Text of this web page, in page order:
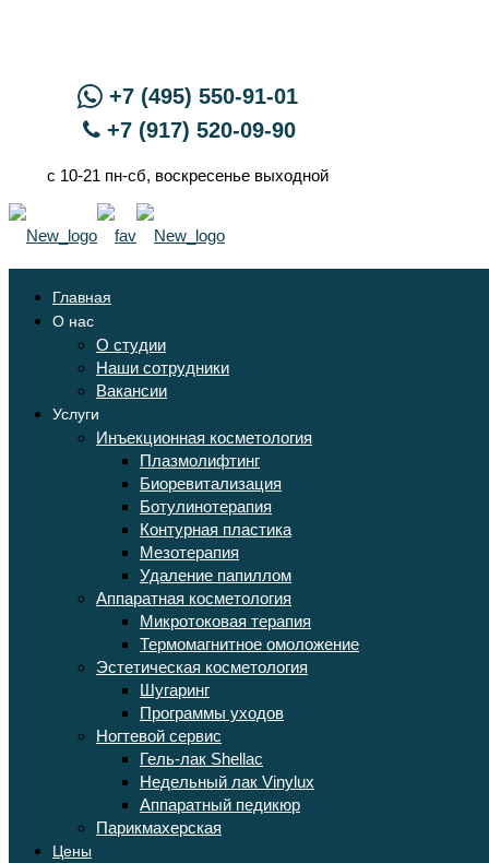
+7 (495) 550-91-01
+7 (917) 520-09-90
с 10-21 пн-сб, воскресенье выходной
Главная
О нас
О студии
Наши сотрудники
Вакансии
Услуги
Инъекционная косметология
Плазмолифтинг
Биоревитализация
Ботулинотерапия
Контурная пластика
Мезотерапия
Удаление папиллом
Аппаратная косметология
Микротоковая терапия
Термомагнитное омоложение
Эстетическая косметология
Шугаринг
Программы уходов
Ногтевой сервис
Гель-лак Shellac
Недельный лак Vinylux
Аппаратный педикюр
Парикмахерская
Цены